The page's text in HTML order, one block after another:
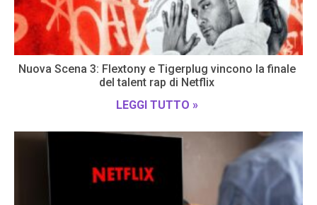
Nuova Scena 3: Flextony e Tigerplug vincono la finale
del talent rap di Netflix
LEGGI TUTTO »